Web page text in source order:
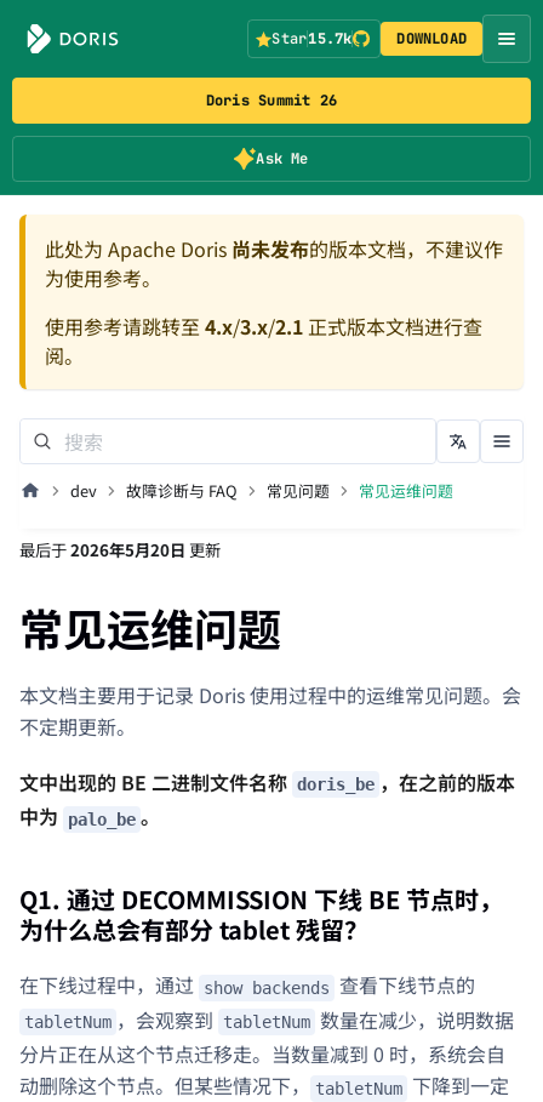
Doris Summit 26
Ask Me
Star15.7k DOWNLOAD
此处为 Apache Doris 尚未发布的版本文档，不建议作
为使用参考。
使用参考请跳转至 4.x/3.x/2.1正式版本文档进行查
阅。
dev 故障诊断与 FAQ 常见问题 常见运维问题
最后于2026年5月20日 更新
常见运维问题
本文档主要用于记录 Doris 使用过程中的运维常见问题。会
不定期更新。
文中出现的 BE 二进制文件名称 doris_be ，在之前的版本
中为
palo_be 。
Q1. 通过 DECOMMISSION 下线 BE 节点时，
为什么总会有部分 tablet 残留？
在下线过程中，通过 show backends 查看下线节点的
tabletNum ，会观察到 tabletNum 数量在减少，说明数据
分片正在从这个节点迁移走。当数量减到 0 时，系统会自
动删除这个节点。但某些情况下，
tabletNum 下降到一定